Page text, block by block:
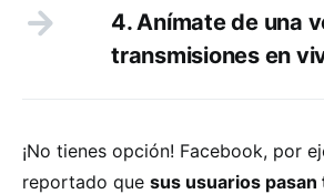
4. Anímate de una
transmisiones en
¡No tienes opción! Facebook, por
reportado que sus usuarios